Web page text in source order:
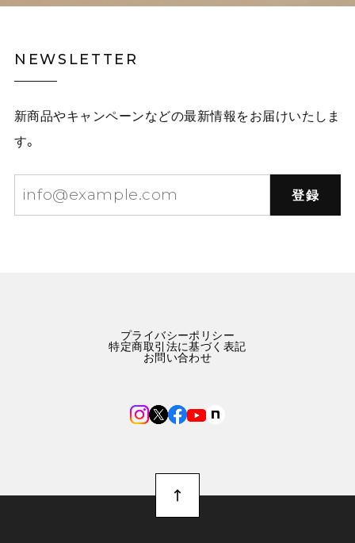
NEWSLETTER
新商品やキャンペーンなどの最新情報をお届けいたしま
す。
登録
プライバシーポリシー
特定商取引法に基づく表記
お問い合わせ